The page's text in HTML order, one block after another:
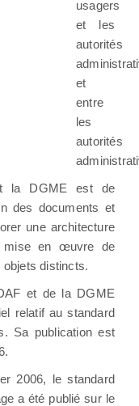
usagers
et les
autorités
et
entre
les
autorités
la DGME est de
des documents et
une architecture
mise en œuvre de
distincts.
et de la DGME
relatif au standard
Sa publication est
2006, le standard
a été publié sur le